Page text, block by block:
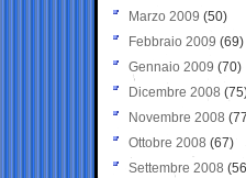
Marzo 2009 (50)
Febbraio 2009 (69)
Gennaio 2009 (70)
Dicembre 2008
Novembre 2008
Ottobre 2008 (67)
Settembre 2008